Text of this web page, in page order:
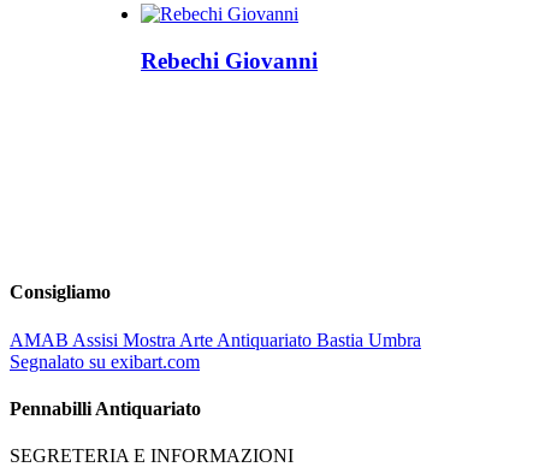
Rebechi Giovanni
Consigliamo
AMAB Assisi Mostra Arte Antiquariato Bastia Umbra
Segnalato su exibart.com
Pennabilli Antiquariato
SEGRETERIA E INFORMAZIONI